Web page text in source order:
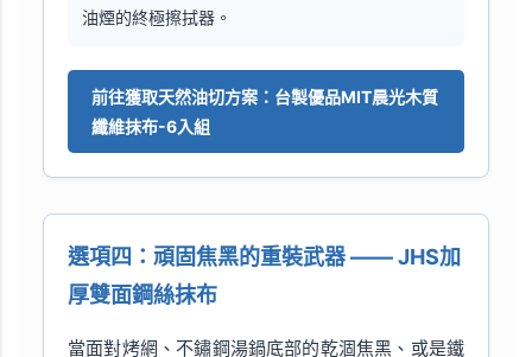
油煙的終極擦拭器。
前往獲取天然油切方案：台製優品MIT晨光木質
纖維抹布-6入組
選項四：頑固焦黑的重裝武器 —— JHS加
厚雙面鋼絲抹布
當面對烤網、不鏽鋼湯鍋底部的乾涸焦黑、或是鐵